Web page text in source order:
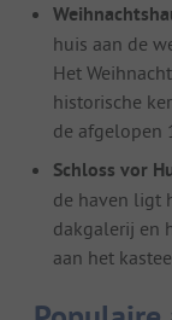
huis aan de
Het
historische
de afgelopen
Schloss vor
de haven ligt
dakgalerij en
aan het